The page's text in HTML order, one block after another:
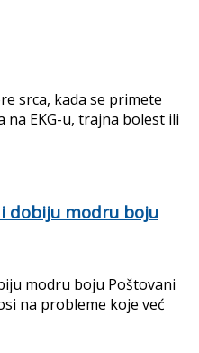
srca, kada se primete
na EKG-u, trajna bolest ili
dobiju modru boju
modru boju Poštovani
na probleme koje već